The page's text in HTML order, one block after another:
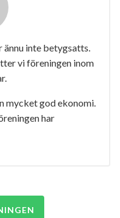
ännu inte betygsatts.
vi föreningen inom
mycket god ekonomi.
har